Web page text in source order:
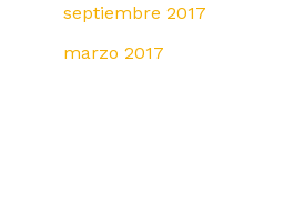
septiembre 2017
marzo 2017